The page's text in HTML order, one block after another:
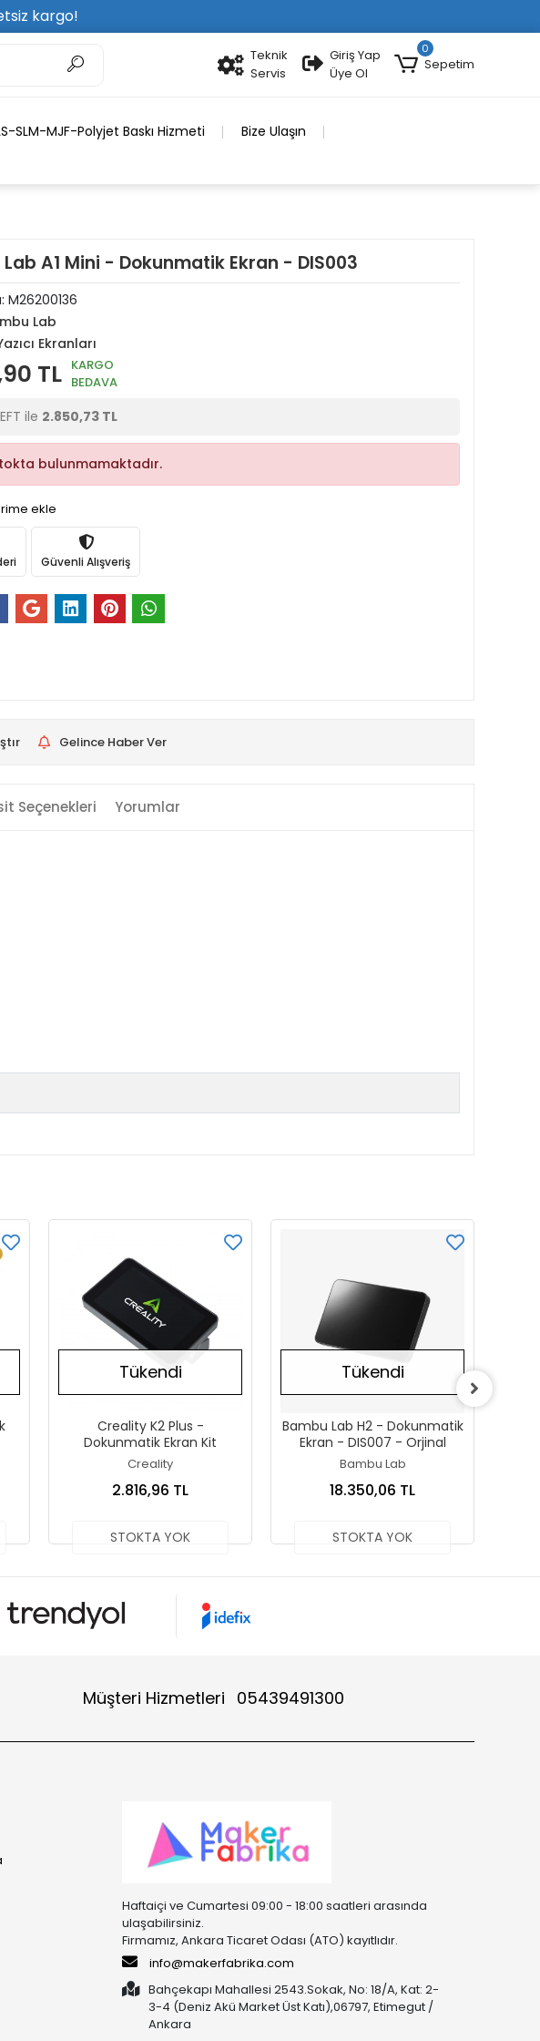
kargo!
Teknik
Servis
Giriş Yap
Üye Ol
0
Sepetim
SLM-MJF-Polyjet Baskı Hizmeti Bize Ulaşın
A1 Mini - Dokunmatik Ekran - DIS003
M26200136
Lab
Ekranları
TL KARGO
BEDAVA
ile 2.850,73 TL
bulunmamaktadır.
ekle
Güvenli Alışveriş
Gelince Haber Ver
Seçenekleri Yorumlar
Tükendi
Creality K2 Plus -
Dokunmatik Ekran Kit
Creality
2.816,96 TL
STOKTA YOK
Tükendi
Bambu Lab H2 - Dokunmatik
Ekran - DIS007 - Orjinal
Bambu Lab
18.350,06 TL
STOKTA YOK
Müşteri Hizmetleri 05439491300
Haftaiçi ve Cumartesi 09:00 - 18:00 saatleri arasında
ulaşabilirsiniz.
Firmamız, Ankara Ticaret Odası (ATO) kayıtlıdır.
info@makerfabrika.com
Bahçekapı Mahallesi 2543.Sokak, No: 18/A, Kat: 2-
3-4 (Deniz Akü Market Üst Katı),06797, Etimegut /
Ankara